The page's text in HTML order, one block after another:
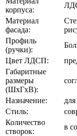
корпуса:
Материал
фасада:
Профиль
(ручки):
Цвет ЛДСП:
Габаритные
размеры
(ШхГхВ):
Назначение:
Стиль:
Количество
створок:
в